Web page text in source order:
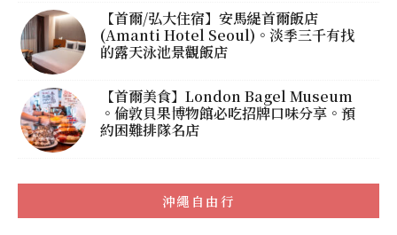
【首爾/弘大住宿】安馬緹首爾飯店
(Amanti Hotel Seoul)。淡季三千有找
的露天泳池景觀飯店
【首爾美食】London Bagel Museum
。倫敦貝果博物館必吃招牌口味分享。預
約困難排隊名店
沖繩自由行